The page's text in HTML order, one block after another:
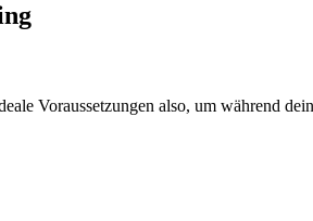
Voraussetzungen also, um während